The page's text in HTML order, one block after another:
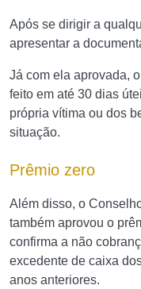
Após se dirigir a
apresentar a
Já com ela aprovada,
feito em até 30 dias
própria vítima ou dos
situação.
Prêmio zero
Além disso, o
também aprovou o
confirma a não
excedente de caixa
anos anteriores.